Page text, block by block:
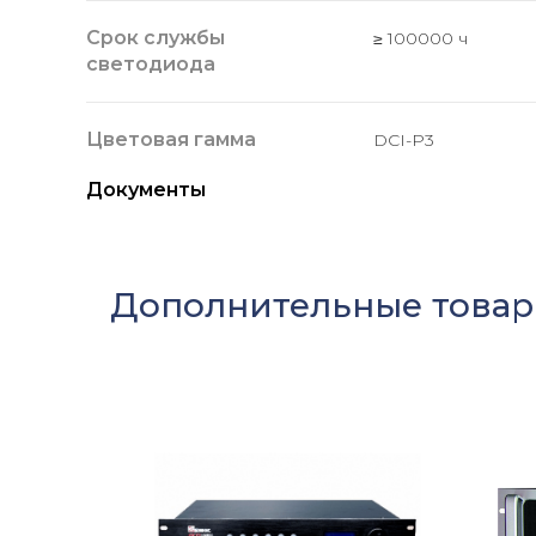
Срок службы
светодиода
≥ 100000 ч
Цветовая гамма DCI-P3
Документы
Дополнительные